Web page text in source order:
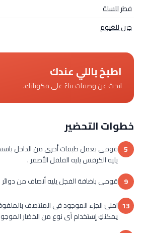
فطر للسلة
جبن للغيوم
اطبخ باللي عندك
ابحث عن وصفات بناءً على مكوناتك.
خطوات التحضير
5 قومى بعمل طبقات أخرى من الداخل
يليه الكرفس يليه الفلفل الأصفر .
9 قومى باضافة الفجل يليه أنصاف من دوائر
13 املئ الجزء الموجود فى المنتصف
يمكنكِ إستخدام أى نوع من الخضار